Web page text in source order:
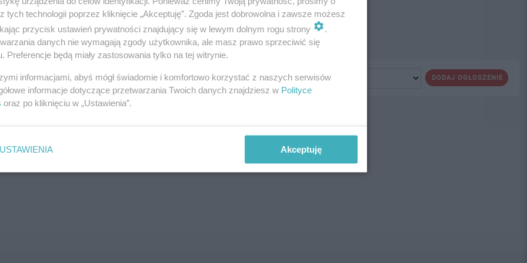
SZUKAJ
DODAJ OGŁOSZENIE
ogłoszenie nie istnieje lub nie jest jeszcze aktywne!
tych technologii poprzez kliknięcie „Akceptuję”. Zgoda jest dobrowolna i zawsze możesz
przycisk ustawień prywatności znajdujący się w lewym dolnym rogu strony
danych nie wymagają zgody użytkownika, ale masz prawo sprzeciwić się
Preferencje będą miały zastosowania tylko na tej witrynie.
informacjami, abyś mógł świadomie i komfortowo korzystać z naszych serwisów
informacje dotyczące przetwarzania Twoich danych znajdziesz w Polityce
oraz po kliknięciu w „Ustawienia”.
USTAWIENIA Akceptuję